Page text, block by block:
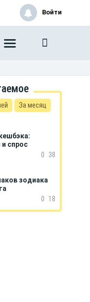
Войти
За месяц
спрос
0
38
зодиака
0 18